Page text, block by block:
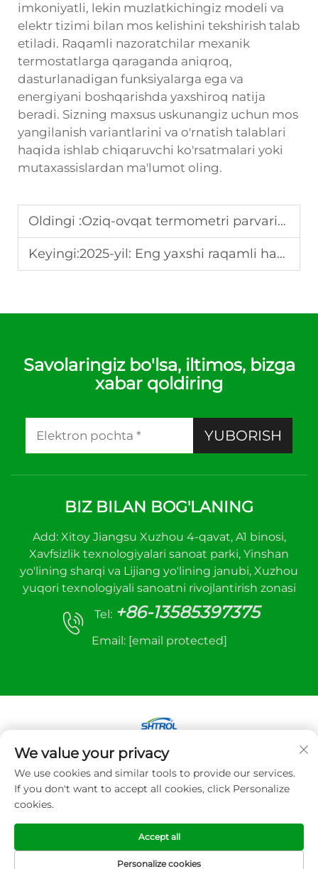
imkoniyatli, lekin muzlatkichingiz modeli va
elektr tizimi bilan mos kelishini tekshirish talab
etiladi. Raqamli nazoratchilar mexanik
termostatlarga qaraganda aniqroq,
dasturlanadigan funksiyalarga ega va
energiyani boshqarishda yaxshiroq natija
beradi. Sizning maxsus uskunangiz uchun mos
yangilanish variantlarini va o'rnatish talablari
haqida ishlab chiqaruvchi ko'rsatmalari yoki
mutaxassislardan ma'lumot oling.
Oldingi :Oziq-ovqat termometri parvarishi: Ta'mirlash va sozlash
Keyingi:2025-yil: Eng yaxshi raqamli harorat boshqaruvchisining xususiyatlari
Savolaringiz bo'lsa, iltimos, bizga
xabar qoldiring
YUBORISH
BIZ BILAN BOG'LANING
Add: Xitoy Jiangsu Xuzhou 4-qavat, A1 binosi,
Xavfsizlik texnologiyalari sanoat parki, Yinshan
yo'lining sharqi va Lijiang yo'lining janubi, Xuzhou
yuqori texnologiyali sanoatni rivojlantirish zonasi
Tel: +86-13585397375
Email: [email protected]
Mualliflik huquqi © 2025 Xuzhou sanhe avtomatik
boshqaruv uskunalari Co.,LTD. Barcha huquqlar
himoyalangan
We value your privacy
We use cookies and similar tools to provide our services.
If you don't want to accept all cookies, click Personalize
cookies.
Personalize cookies
Accept all